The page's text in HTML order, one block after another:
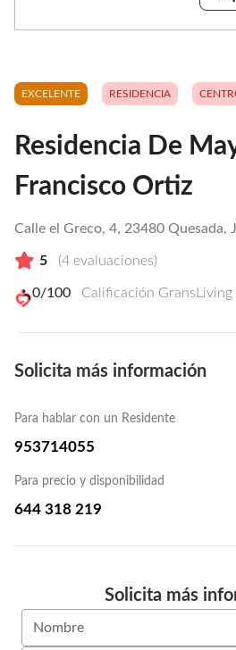
EXCELENTE RESIDENCIA
Residencia De
Francisco Ortiz
Calle el Greco, 4, 23480 Quesada,
5 (4 evaluaciones)
0/100 Calificación GransLiving
Solicita más información
Para hablar con un Residente
953714055
Para precio y disponibilidad
644 318 219
Solicita más